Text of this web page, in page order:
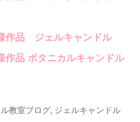
作品 ジェルキャンドル
作品 ボタニカルキャンドル
教室ブログ, ジェルキャンドル